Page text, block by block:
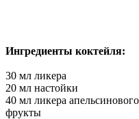
Ингредиенты коктейля:
30 мл ликера
20 мл настойки
40 мл ликера апельсинового
фрукты